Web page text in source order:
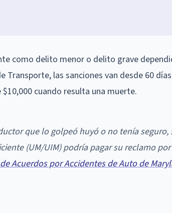
como delito menor o delito grave
Transporte, las sanciones van desde 60
cuando resulta una muerte.
que lo golpeó huyó o no tenía seguro,
(UM/UIM) podría pagar su reclamo
Acuerdos por Accidentes de Auto de